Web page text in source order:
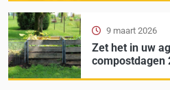
Zet het in uw
compostdagen
9 maart 2026